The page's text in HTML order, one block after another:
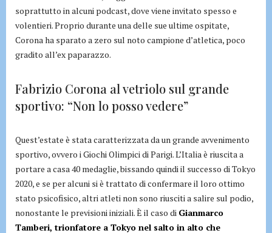
soprattutto in alcuni podcast, dove viene invitato spesso e
volentieri. Proprio durante una delle sue ultime ospitate,
Corona ha sparato a zero sul noto campione d’atletica, poco
gradito all’ex paparazzo.
Fabrizio Corona al vetriolo sul grande
sportivo: “Non lo posso vedere”
Quest’estate è stata caratterizzata da un grande avvenimento
sportivo, ovvero i Giochi Olimpici di Parigi. L’Italia è riuscita a
portare a casa 40 medaglie, bissando quindi il successo di Tokyo
2020, e se per alcuni si è trattato di confermare il loro ottimo
stato psicofisico, altri atleti non sono riusciti a salire sul podio,
nonostante le previsioni iniziali. È il caso di Gianmarco
Tamberi, trionfatore a Tokyo nel salto in alto che